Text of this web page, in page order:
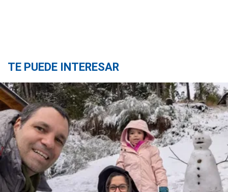
TE PUEDE INTERESAR